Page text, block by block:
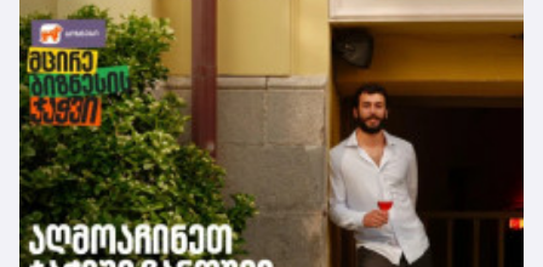
განვითარების, ფინანსური სტაბილურობისა და
რეპუტაციის გაძლიერების ინსტრუმენტად.ღონისძიებაზე
განხილული იყო ისეთი მნიშვნელოვანი საკითხები,
როგორიცაა უსაფრთხოების ეკონომიკა და ინვესტიციის
უკუგება (ROI); როგორ გადაიქცეს უსაფრთხოება ბიზნესის
სტრატეგიულ უპირატესობად; თანამშრომელთა
რესურსების მართვა; ლიდერის როლი უსაფრთხოების
კულტურის ჩამოყალიბებაში და ნდობაზე დაფუძნებული
სამუშაო გარემოს შექმნა.მონაწილეებმა ასევე მიიღეს
პრაქტიკული რეკომენდაციები კრიზისების მართვისა და
ბიზნესის უწყვეტობის დაგეგმვის (BCP) მიმართულებით -